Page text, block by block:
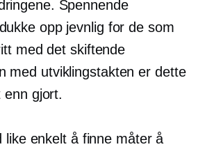
Spennende
opp jevnlig for de som
med det skiftende
med utviklingstakten er dette
gjort.
like enkelt å finne måter å